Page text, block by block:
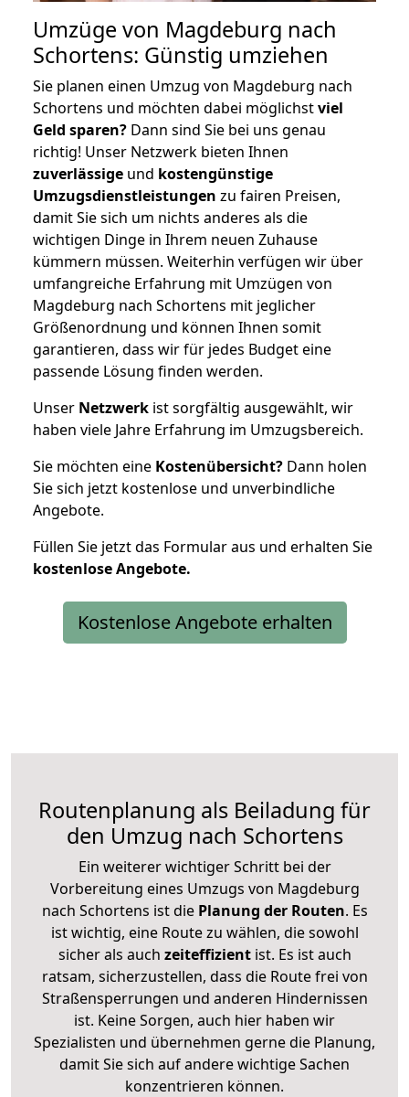
Umzüge von Magdeburg nach
Schortens: Günstig umziehen
Sie planen einen Umzug von Magdeburg nach
Schortens und möchten dabei möglichstviel
Geld sparen? Dann sind Sie bei uns genau
richtig! Unser Netzwerk bieten Ihnen
zuverlässige und kostengünstige
Umzugsdienstleistungen zu fairen Preisen,
damit Sie sich um nichts anderes als die
wichtigen Dinge in Ihrem neuen Zuhause
kümmern müssen. Weiterhin verfügen wir über
umfangreiche Erfahrung mit Umzügen von
Magdeburg nach Schortens mit jeglicher
Größenordnung und können Ihnen somit
garantieren, dass wir für jedes Budget eine
passende Lösung finden werden.
Unser Netzwerk ist sorgfältig ausgewählt, wir
haben viele Jahre Erfahrung im Umzugsbereich.
Sie möchten eine Kostenübersicht? Dann holen
Sie sich jetzt kostenlose und unverbindliche
Angebote.
Füllen Sie jetzt das Formular aus und erhalten Sie
kostenloseAngebote.
Kostenlose Angebote erhalten
Routenplanung als Beiladung für
den Umzug nach Schortens
Ein weiterer wichtiger Schritt bei der
Vorbereitung eines Umzugs von Magdeburg
nach Schortens ist diePlanung der Routen. Es
ist wichtig, eine Route zu wählen, die sowohl
sicher als auch zeiteffizientist. Es ist auch
ratsam, sicherzustellen, dass die Route frei von
Straßensperrungen und anderen Hindernissen
ist. Keine Sorgen, auch hier haben wir
Spezialisten und übernehmen gerne die Planung,
damit Sie sich auf andere wichtige Sachen
konzentrieren können.